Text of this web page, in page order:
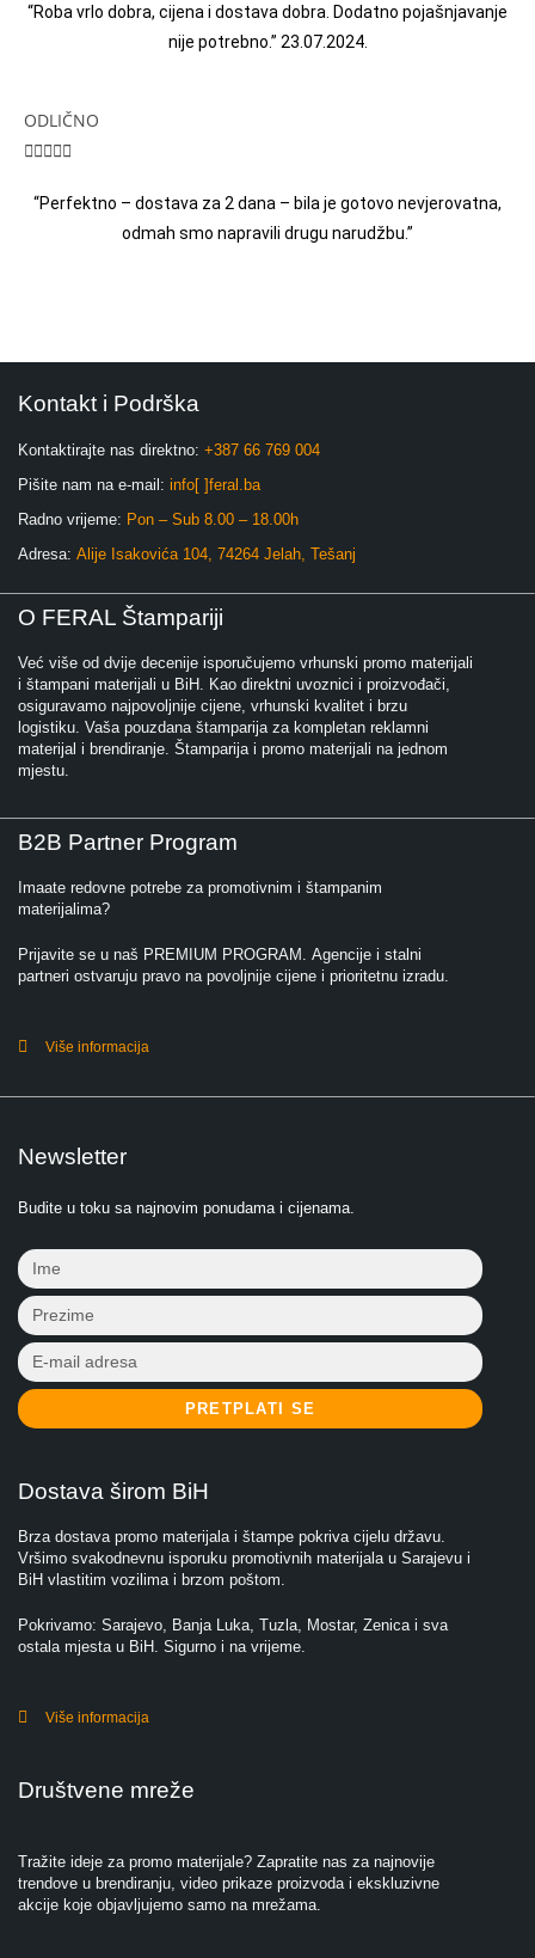
“Roba vrlo dobra, cijena i dostava dobra. Dodatno pojašnjavanje
nije potrebno.” 23.07.2024.
ODLIČNO

“Perfektno – dostava za 2 dana – bila je gotovo nevjerovatna,
odmah smo napravili drugu narudžbu.”
Kontakt i Podrška
Kontaktirajte nas direktno: +387 66 769 004
Pišite nam na e-mail: info[ ]feral.ba
Radno vrijeme: Pon – Sub 8.00 – 18.00h
Adresa: Alije Isakovića 104, 74264 Jelah, Tešanj
O FERAL Štampariji
Već više od dvije decenije isporučujemo vrhunski promo materijali
i štampani materijali u BiH. Kao direktni uvoznici i proizvođači,
osiguravamo najpovoljnije cijene, vrhunski kvalitet i brzu
logistiku. Vaša pouzdana štamparija za kompletan reklamni
materijal i brendiranje. Štamparija i promo materijali na jednom
mjestu.
B2B Partner Program
Imaate redovne potrebe za promotivnim i štampanim
materijalima?
Prijavite se u naš PREMIUM PROGRAM. Agencije i stalni
partneri ostvaruju pravo na povoljnije cijene i prioritetnu izradu.
Više informacija
Newsletter
Budite u toku sa najnovim ponudama i cijenama.
PRETPLATI SE
Dostava širom BiH
Brza dostava promo materijala i štampe pokriva cijelu državu.
Vršimo svakodnevnu isporuku promotivnih materijala u Sarajevu i
BiH vlastitim vozilima i brzom poštom.
Pokrivamo: Sarajevo, Banja Luka, Tuzla, Mostar, Zenica i sva
ostala mjesta u BiH. Sigurno i na vrijeme.
Više informacija
Društvene mreže
Tražite ideje za promo materijale? Zapratite nas za najnovije
trendove u brendiranju, video prikaze proizvoda i ekskluzivne
akcije koje objavljujemo samo na mrežama.